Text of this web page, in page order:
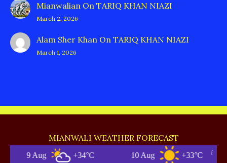
Mianwalian On TARIQ KHAN NIAZI
March 2, 2026
Alam Sher Khan On TARIQ KHAN NIAZI
March 1, 2026
MIANWALI WEATHER FORECAST
9 Aug +34°C 10 Aug +33°C